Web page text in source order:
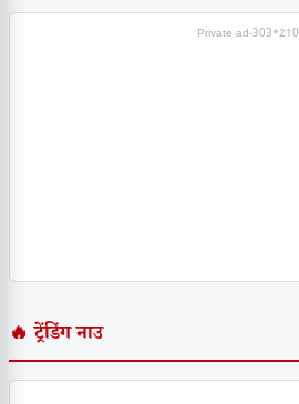
Private ad-303*210
🔥 ट्रेंडिंग नाउ